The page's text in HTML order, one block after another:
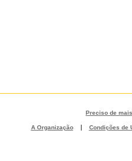
Preciso de
A Organização | Condições de